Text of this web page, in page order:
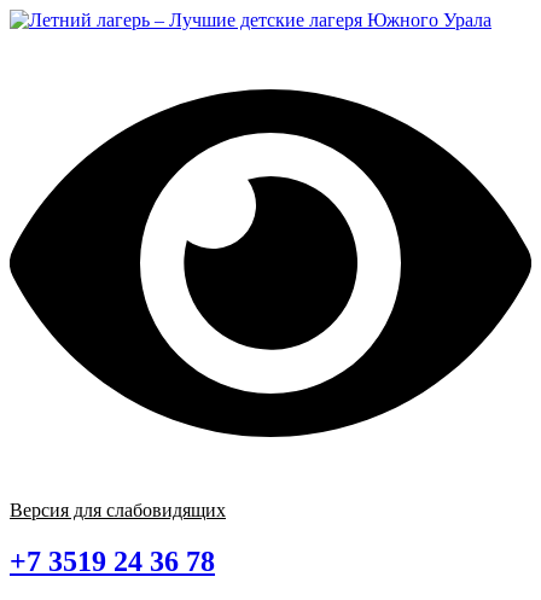
Перейти
Версия для слабовидящих
+7 3519 24 36 78